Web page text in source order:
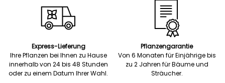
Express-Lieferung
Ihre Pflanzen bei Ihnen zu Hause
innerhalb von 24 bis 48 Stunden
oder zu einem Datum Ihrer Wahl.
Pflanzengarantie
Von 6 Monaten für Einjährige bis
zu 2 Jahren für Bäume und
Sträucher.